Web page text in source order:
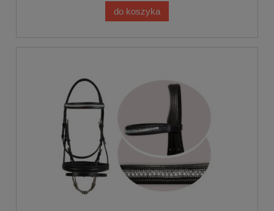
do koszyka